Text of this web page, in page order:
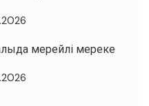
мерейлі мереке